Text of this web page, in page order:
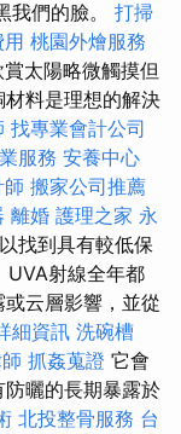
我們的臉。 打掃
桃園外燴服務
太陽略微觸摸但
料是理想的解決
找專業會計公司
服務 安養中心
搬家公司推薦
離婚 護理之家 永
找到具有較低保
UVA射線全年都
云層影響，並從
細資訊 洗碗槽
抓姦蒐證 它會
曬的長期暴露於
北投整骨服務 台